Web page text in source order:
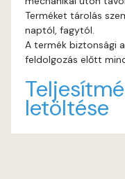
Terméket tárolás
naptól, fagytól.
A termék biztonsági
feldolgozás előtt
letöltése